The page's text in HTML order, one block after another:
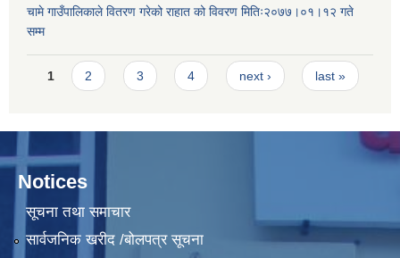
चामे गाउँपालिकाले वितरण गरेको राहात को विवरण मितिः२०७७।०१।१२ गते
सम्म
Pages
1 2 3 4 next › last »
Notices
सूचना तथा समाचार
सार्वजनिक खरीद /बोलपत्र सूचना